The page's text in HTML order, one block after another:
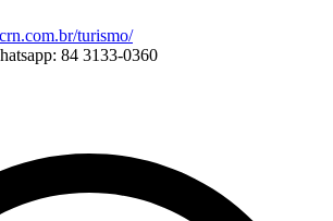
turismo/
84 3133-0360